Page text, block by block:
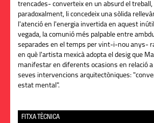
trencades- converteix en un absurd el treball,
paradoxalment, li concedeix una sòlida
l'atenció en l'energia invertida en aquest
vegada, la comunió més palpable entre
separades en el temps per vint-i-nou anys-
en què l'artista mexicà adopta el desig que
manifestar en diferents ocasions en relació a
seves intervencions arquitectòniques:
estat mental".
FITXA TÈCNICA